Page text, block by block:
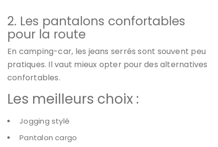
2. Les pantalons confortables
pour la route
En camping-car, les jeans serrés sont souvent peu
pratiques. Il vaut mieux opter pour des alternatives
confortables.
Les meilleurs choix :
Jogging stylé
Pantalon cargo